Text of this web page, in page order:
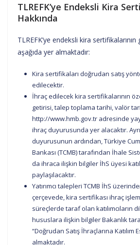
TLREFK’ye Endeksli Kira
Hakkında
TLREFK’ye endeksli kira
aşağıda yer almaktadır:
Kira sertifikaları doğrudan satış
edilecektir.
İhraç edilecek kira sertifikalarının
getirisi, talep toplama tarihi, valör
http://www.hmb.gov.tr adresinde
ihraç duyurusunda yer alacaktır.
duyurusunun ardından, Türkiye
Bankası (TCMB) tarafından İhale
da ihraca ilişkin bilgiler İhS üyesi
paylaşılacaktır.
Yatırımcı talepleri TCMB İhS
çerçevede, kira sertifikası ihraç
süreçlerde taraf olan katılımcıların
hususlara ilişkin bilgiler Bakanlık
“Doğrudan Satış İhraçlarına Katılım
almaktadır.